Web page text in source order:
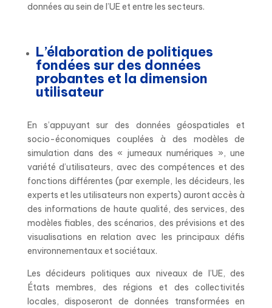
données au sein de l’UE et entre les secteurs.
L’élaboration de politiques
fondées sur des données
probantes et la dimension
utilisateur
En s’appuyant sur des données géospatiales et
socio-économiques couplées à des modèles de
simulation dans des « jumeaux numériques », une
variété d’utilisateurs, avec des compétences et des
fonctions différentes (par exemple, les décideurs, les
experts et les utilisateurs non experts) auront accès à
des informations de haute qualité, des services, des
modèles fiables, des scénarios, des prévisions et des
visualisations en relation avec les principaux défis
environnementaux et sociétaux.
Les décideurs politiques aux niveaux de l’UE, des
États membres, des régions et des collectivités
locales, disposeront de données transformées en